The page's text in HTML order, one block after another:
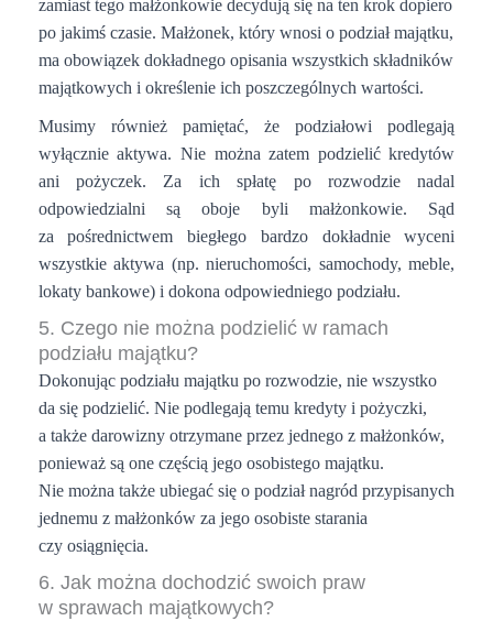
zamiast tego małżonkowie decydują się na ten krok dopiero
po jakimś czasie. Małżonek, który wnosi o podział majątku,
ma obowiązek dokładnego opisania wszystkich składników
majątkowych i określenie ich poszczególnych wartości.
Musimy również pamiętać, że podziałowi podlegają
wyłącznie aktywa. Nie można zatem podzielić kredytów
ani pożyczek. Za ich spłatę po rozwodzie nadal
odpowiedzialni są oboje byli małżonkowie. Sąd
za pośrednictwem biegłego bardzo dokładnie wyceni
wszystkie aktywa (np. nieruchomości, samochody, meble,
lokaty bankowe) i dokona odpowiedniego podziału.
5. Czego nie można podzielić w ramach
podziału majątku?
Dokonując podziału majątku po rozwodzie, nie wszystko
da się podzielić. Nie podlegają temu kredyty i pożyczki,
a także darowizny otrzymane przez jednego z małżonków,
ponieważ są one częścią jego osobistego majątku.
Nie można także ubiegać się o podział nagród przypisanych
jednemu z małżonków za jego osobiste starania
czy osiągnięcia.
6. Jak można dochodzić swoich praw
w sprawach majątkowych?